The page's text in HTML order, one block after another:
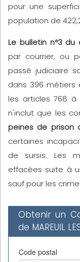
pour une
population de
Le bulletin n°3 du
par courrier, ou
passé judiciaire
dans 396 métiers
les articles 768 à
n'inclut que les
peines de prison
certaines
de sursis. Les
effacées suite à
sauf pour les
Obtenir un
de MAREUIL
Code postal